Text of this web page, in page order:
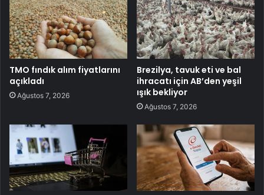
TMO fındık alım fiyatlarını
açıkladı
Ağustos 7, 2026
Brezilya, tavuk eti ve bal
ihracatı için AB’den yeşil
ışık bekliyor
Ağustos 7, 2026